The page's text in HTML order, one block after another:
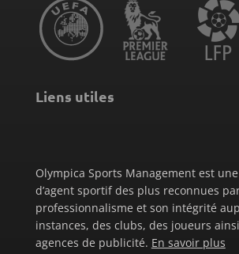
Liens utiles
Olympica Sports Management est
d’agent sportif des plus reconnues
professionnalisme et son intégrité
instances, des clubs, des joueurs
agences de publicité. En savoir plus